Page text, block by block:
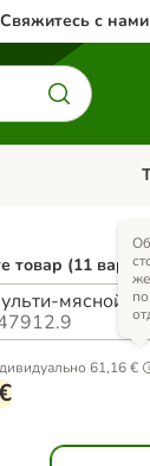
Свяжитесь с нами
Птицы
товар (11
мясной
61,16 €